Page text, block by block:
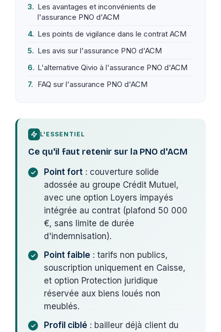
Les avantages et inconvénients de
l'assurance PNO d'ACM
Les points de vigilance dans le contrat ACM
Les avis sur l'assurance PNO d'ACM
L'alternative Qivio à l'assurance PNO d'ACM
FAQ sur l'assurance PNO d'ACM
L'ESSENTIEL
Ce qu'il faut retenir sur la PNO d'ACM
Point fort : couverture solide
adossée au groupe Crédit Mutuel,
avec une option Loyers impayés
intégrée au contrat (plafond 50 000
€, sans limite de durée
d'indemnisation).
Point faible : tarifs non publics,
souscription uniquement en Caisse,
et option Protection juridique
réservée aux biens loués non
meublés.
Profil ciblé : bailleur déjà client du